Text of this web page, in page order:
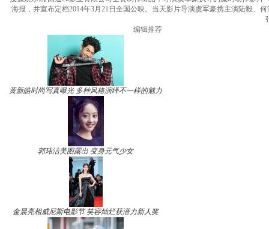
海报，并宣布定档2014年3月21日全国公映。当天影片导演虞军豪携主演陆毅、
编辑推荐
黄新皓时尚写真曝光 多种风格演绎不一样的魅力
郭玮洁美图露出 变身元气少女
金晨亮相威尼斯电影节 笑容灿烂获潜力新人奖